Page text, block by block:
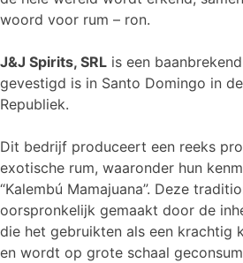
woord voor rum – ron.
J&J Spirits, SRL is een
gevestigd is in Santo Domingo in
Republiek.
Dit bedrijf produceert een reeks
exotische rum, waaronder hun
“Kalembú Mamajuana”. Deze
oorspronkelijk gemaakt door de
die het gebruikten als een krachtig
en wordt op grote schaal